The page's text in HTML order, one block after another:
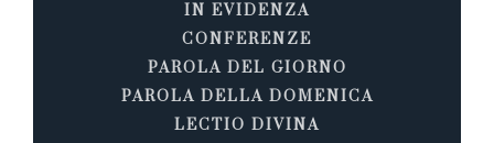
IN EVIDENZA
CONFERENZE
PAROLA DEL GIORNO
PAROLA DELLA DOMENICA
LECTIO DIVINA